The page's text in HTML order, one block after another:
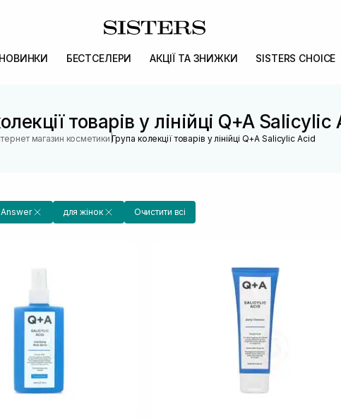
НОВИНКИ БЕСТСЕЛЕРИ АКЦІЇ ТА ЗНИЖКИ SISTERS CHOICE
товарів у лінійці Q+A Salicylic
магазин косметики |Група колекції товарів у лінійці Q+A Salicylic Acid
для жінок Очистити всі